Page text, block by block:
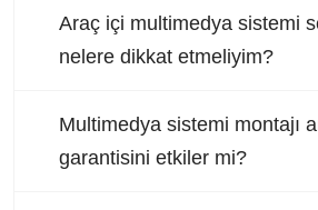
Araç içi multimedya sistemi
nelere dikkat etmeliyim?
Multimedya sistemi montajı
garantisini etkiler mi?